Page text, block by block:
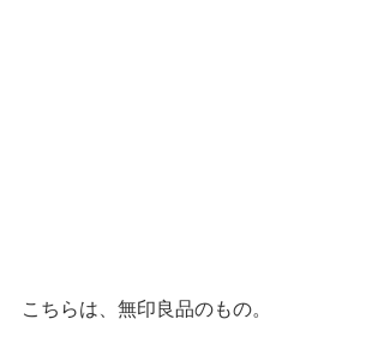
こちらは、無印良品のもの。